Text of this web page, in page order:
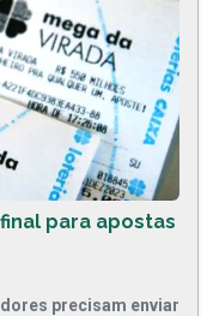
para apostas
precisam enviar